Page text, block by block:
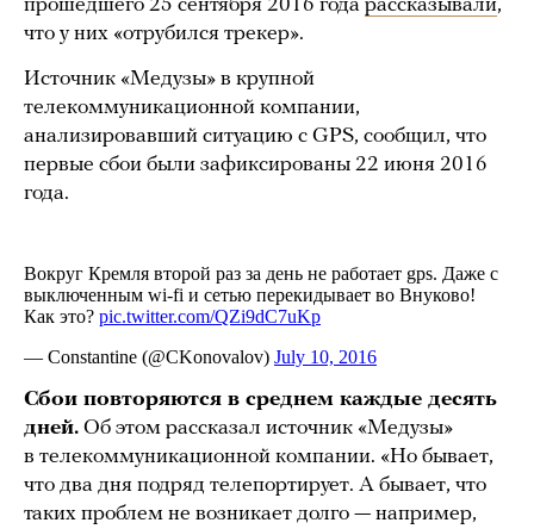
прошедшего 25 сентября 2016 года рассказывали,
что у них «отрубился трекер».
Источник «Медузы» в крупной
телекоммуникационной компании,
анализировавший ситуацию с GPS, сообщил, что
первые сбои были зафиксированы 22 июня 2016
года.
Сбои повторяются в среднем каждые десять
дней. Об этом рассказал источник «Медузы»
в телекоммуникационной компании. «Но бывает,
что два дня подряд телепортирует. А бывает, что
таких проблем не возникает долго — например,